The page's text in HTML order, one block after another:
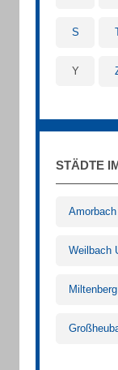
S
Y
STÄDTE
Amorbach
Weilbach
Miltenberg